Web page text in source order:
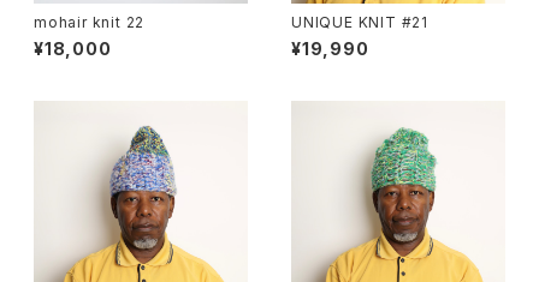
mohair knit 22
¥18,000
UNIQUE KNIT #21
¥19,990